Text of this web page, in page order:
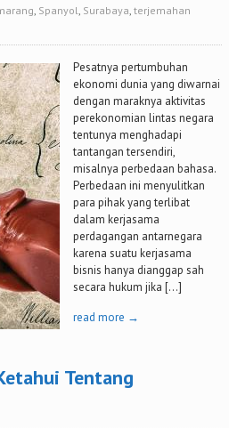
, Spanyol, Surabaya, terjemahan
Pesatnya pertumbuhan
ekonomi dunia yang diwarnai
dengan maraknya aktivitas
perekonomian lintas negara
tentunya menghadapi
tantangan tersendiri,
misalnya perbedaan bahasa.
Perbedaan ini menyulitkan
para pihak yang terlibat
dalam kerjasama
perdagangan antarnegara
karena suatu kerjasama
bisnis hanya dianggap sah
secara hukum jika […]
read more →
Tentang